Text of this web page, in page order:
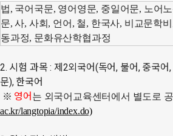
법, 국어국문, 영어영문, 중일어문, 노어
문,사, 사회 , 언어 , 철, 한국사, 비교문학
동과정, 문화유산학협과정
2. 시험 과목: 제 2외국어(독어, 불어, 중국어,
문), 한국어
※ 영어 는 외국어교육센터에서 별도로
ac.kr/langtopia/index.do)